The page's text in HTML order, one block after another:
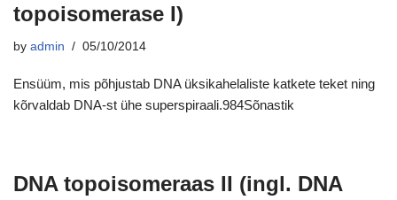
topoisomerase I)
by admin 05/10/2014
Ensüüm, mis põhjustab DNA üksikahelaliste katkete teket ning
kõrvaldab DNA-st ühe superspiraali.984Sõnastik
DNA topoisomeraas II (ingl. DNA